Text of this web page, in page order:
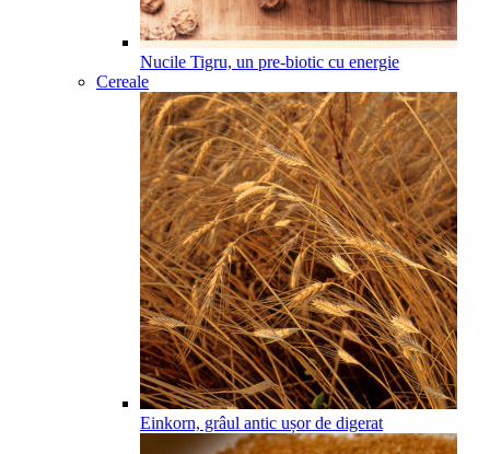
Nucile Tigru, un pre-biotic cu energie
Cereale
Einkorn, grâul antic ușor de digerat